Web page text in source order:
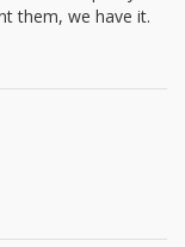
them, we have it.